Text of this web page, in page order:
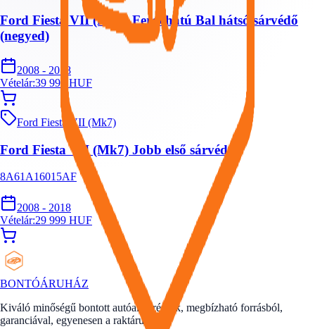
Ford Fiesta VII (Mk7) Ferdehátú Bal hátsó sárvédő
(negyed)
2008 - 2018
Vételár:39 999 HUF
Ford Fiesta VII (Mk7)
Ford Fiesta VII (Mk7) Jobb első sárvédő
8A61A16015AF
2008 - 2018
Vételár:29 999 HUF
BONTÓÁRUHÁZ
Kiváló minőségű bontott autóalkatrészek, megbízható forrásból,
garanciával, egyenesen a raktárunkból.